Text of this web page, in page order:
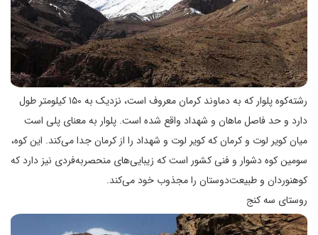
رشته‌کوه پلوار که به دماوند کرمان معروف است، نزدیک به ۱۵۰ کیلومتر طول
دارد و حد فاصل ماهان و شهداد واقع شده است. پلوار به معنای پلی است
میان کویر لوت و کرمان که کویر لوت و شهداد را از کرمان جدا می‌کند. این کوه،
سومین کوه دشوار و فنی کشور است که زیبایی‌های منحصر‌به‌فردی نیز دارد که
کوهنوردان و طبیعت‌دوستان را مجذوب خود می‌کند.
روستای سه کنج